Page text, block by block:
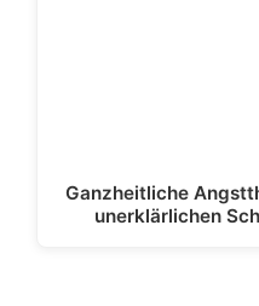
Ganzheitliche
unerklärlichen